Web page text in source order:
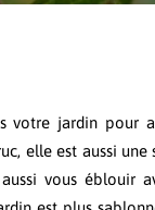
votre jardin pour
elle est aussi une
vous éblouir